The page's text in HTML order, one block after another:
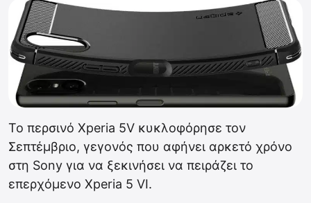
Το περσινό Xperia 5V κυκλοφόρησε τον
Σεπτέμβριο, γεγονός που αφήνει αρκετό χρόνο
στη Sony για να ξεκινήσει να πειράζει το
επερχόμενο Xperia 5 VI.